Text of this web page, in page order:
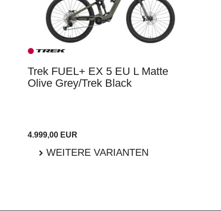
Trek FUEL+ EX 5 EU L Matte
Olive Grey/Trek Black
4.999,00 EUR
WEITERE VARIANTEN